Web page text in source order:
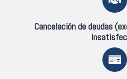
Cancelación de deudas